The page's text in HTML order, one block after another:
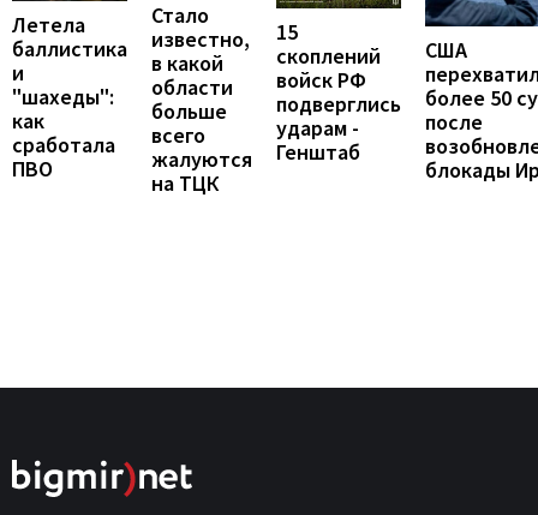
Летела
баллистика
и
"шахеды":
как
сработала
ПВО
Стало
известно,
в какой
области
больше
всего
жалуются
на ТЦК
15
скоплений
войск РФ
подверглись
ударам -
Генштаб
США
более 50
после
блокады